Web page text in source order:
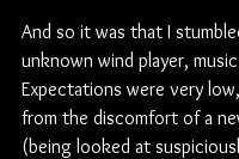
And so it was that I
unknown wind player,
Expectations were very
from the discomfort of a
(being looked at